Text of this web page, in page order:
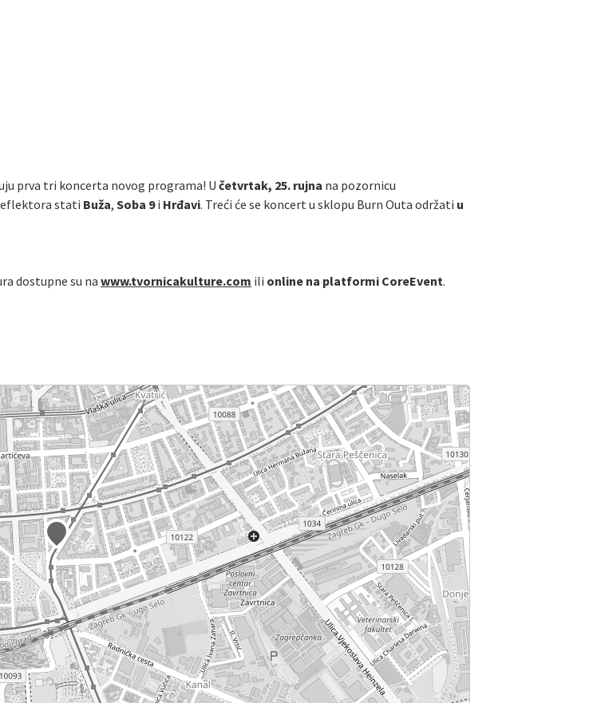
prva tri koncerta novog programa! U četvrtak, 25. rujna na pozornicu
stati Buža, Soba 9i Hrđavi. Treći će se koncert u sklopu Burn Outa održati u
dostupne su na www.tvornicakulture.com ili online na platformi CoreEvent.